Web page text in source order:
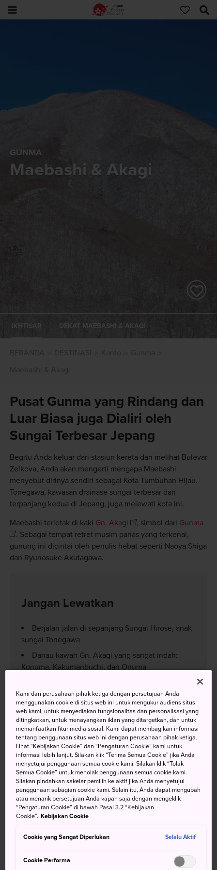
GUNMA
Maebashi & Akagi
IKHTISAR DEKAT MAEBASHI & AKAGI
Pusat Gunma yang Rindang dan
Luar Biasa juga Dialiri oleh
Sungai Terbesar Jepang
Begitu Anda keluar dari stasiun kereta dan melihat Bulevar
Zelkova, Anda akan mengerti mengapa Maebashi
menyebut dirinya sendiri sebagai Kota Tumbuhan Hijau.
Tonegawa, kawasan drainase sungai terbesar dan
terpanjang kedua di Jepang, juga melewati kota ini.
Maebashi terletak di kaki Gn. Akagi , simbol dari Gunma
. Sebagai tempat retret musim panas yang terkenal,
gunung ini dicintai oleh penulis hebat seperti Naoya Shiga
dan Ryunosuke Akutagawa.
Jangan Lewatkan
Berjalan-jalan di sepanjang Sungai Hirose, anak
sungai Tonegawa
Danau kawah Gn. Akagi yang sangat indah:
Konuma, Kakumanbuchi, dan Onuma
yang sangat lezat
Menuju Lokasi
Anda dapat pergi ke Maebashi langsung melalui JR atau
naik shinkansen kemudian jalur lokal.
DariStasiun Tokyo
, gunakan Shinkansen
Joetsu/Hokuriku menuju Stasiun Takasaki, dengan
menuju Stasiun Maebashi (15 menit).
Urban Rapid dari Ueno menuju Maebashi, yang makan
Kami dan perusahaan pihak ketiga dengan persetujuan Anda
menggunakan cookie di situs web ini untuk mengukur audiens situs
web kami, untuk menyediakan fungsionalitas dan personalisasi yang
ditingkatkan, untuk menayangkan iklan yang ditargetkan, dan untuk
memanfaatkan fitur media sosial. Kami dapat membagikan informasi
tentang penggunaan situs web ini dengan perusahaan pihak ketiga.
Lihat “Kebijakan Cookie” dan “Pengaturan Cookie” kami untuk
informasi lebih lanjut. Silakan klik “Terima Semua Cookie” jika Anda
menyetujui penggunaan semua cookie kami. Silakan klik “Tolak
Semua Cookie” untuk menolak penggunaan semua cookie kami.
Silakan pindahkan sakelar pemilih ke aktif jika Anda menyetujui
penggunaan sebagian cookie kami. Selain itu, Anda dapat mengubah
atau menarik persetujuan Anda kapan saja dengan mengeklik
“Pengaturan Cookie” di bawah Pasal 3.2 “Kebijakan
Cookie”. Kebijakan Cookie
Cookie yang Sangat Diperlukan Selalu Aktif
Cookie Performa